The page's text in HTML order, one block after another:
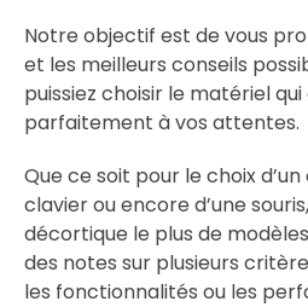
Notre objectif est de vous
et les meilleurs conseils
puissiez choisir le matériel
parfaitement à vos attentes.
Que ce soit pour le choix
clavier ou encore d’une
décortique le plus de
des notes sur plusieurs
les fonctionnalités ou les